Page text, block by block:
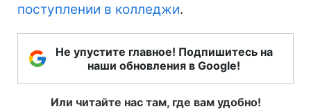
поступлении в колледжи.
Не упустите главное! Подпишитесь на
наши обновления в Google!
Или читайте нас там, где вам удобно!